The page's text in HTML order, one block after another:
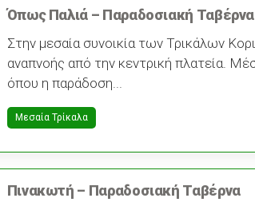
Όπως Παλιά – Παραδοσιακή Ταβέρνα
Στην μεσαία συνοικία των Τρικάλων
αναπνοής από την κεντρική πλατεία.
όπου η παράδοση...
Μεσαία Τρίκαλα
Πινακωτή – Παραδοσιακή Ταβέρνα